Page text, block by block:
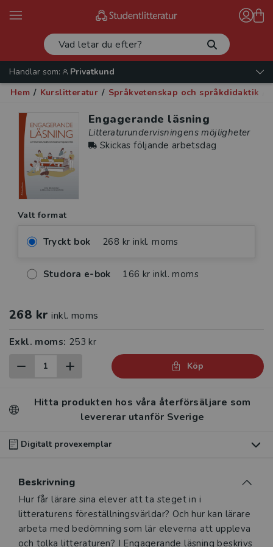
Handlar som:
Privatkund
Hem / Kurslitteratur / Språkvetenskap och språkdidaktik
Engagerande läsning
Litteraturundervisningens möjligheter
Skickas följande arbetsdag
Valt format
Tryckt bok 268 kr inkl. moms
Studora e-bok 166 kr inkl. moms
268 kr inkl. moms
Exkl. moms: 253 kr
Köp
Hitta produkten hos våra återförsäljare som
levererar utanför Sverige
Digitalt provexemplar
digitalt provexemplar av den här produkten
Våra digitala provexemplar tillhandahålls via Studora.se
och ger dig tillgång till boken under 180 dagar. Observera
att erbjudandet endast gäller relevanta produkter för din
Beskrivning
Beskrivning
Hur får lärare sina elever att ta steget in i
litteraturens föreställningsvärldar? Och hur kan lärare
arbeta med bedömning som lär eleverna att uppleva
och tolka litteraturen? I Engagerande läsning beskrivs